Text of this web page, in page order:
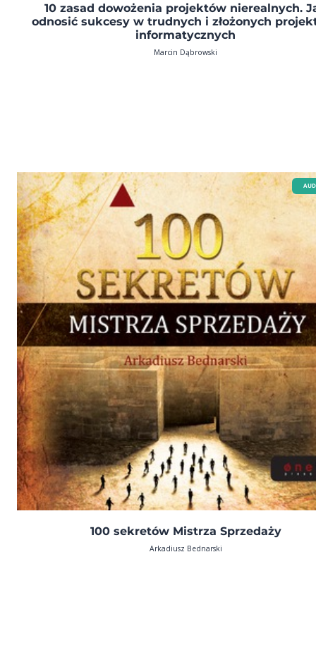
10 zasad dowożenia projektów nierealnych.
odnosić sukcesy w trudnych i złożonych
informatycznych
Marcin Dąbrowski
100 sekretów Mistrza Sprzedaży
Arkadiusz Bednarski